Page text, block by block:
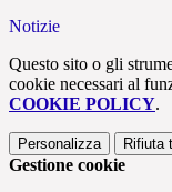
Notizie
Questo sito o gli
cookie necessari al
COOKIE POLICY.
Personalizza Rifiuta
Gestione cookie